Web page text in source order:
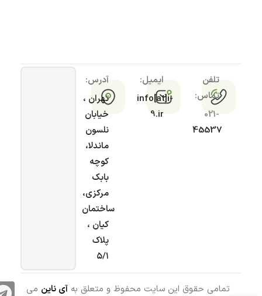
تلفن
تماس:
021-
45537
ایمیل:
info[at]i-
9.ir
آدرس:
تهران ،
خیابان
نلسون
ماندلا،
کوچه
بابک
مرکزی،
ساختمان
کیان ،
پلاک
۵/۱
تمامی حقوق این سایت محفوظ و متعلق به آی ناین می